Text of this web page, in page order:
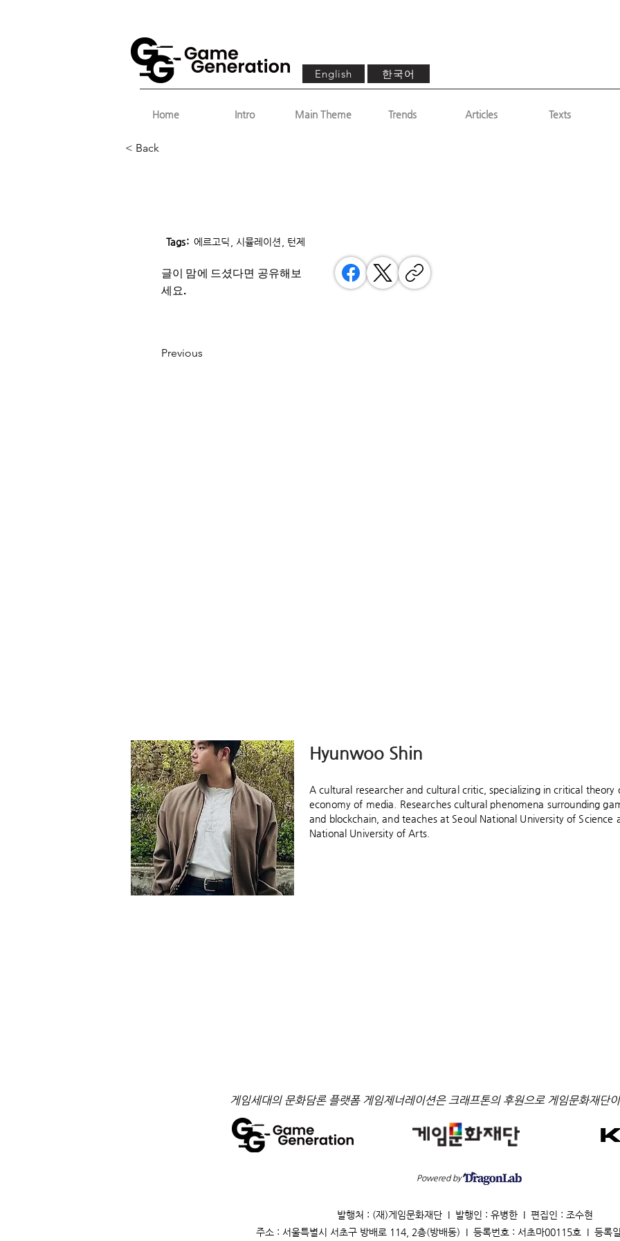
English 한국어
Home Intro Main Theme Trends Articles Texts
< Back
Tags: 에르고딕, 시뮬레이션, 턴제
글이 맘에 드셨다면 ​공유해보
세요.
Previous
Hyunwoo Shin
A cultural researcher and cultural critic, specializing in critical
economy of media. Researches cultural phenomena surrounding
and blockchain, and teaches at Seoul National University of Science
National University of Arts.
게임세대의 문화담론 플랫폼 게임제너레이션은 크래프톤의 후원으로 게임문화재단
Powered by
발행처 : (재)게임문화재단 I 발행인 : 유병한 I 편집인 : 조수현
주소 : 서울특별시 서초구 방배로 114, 2층(방배동) I 등록번호 : 서초마00115호 I 등록